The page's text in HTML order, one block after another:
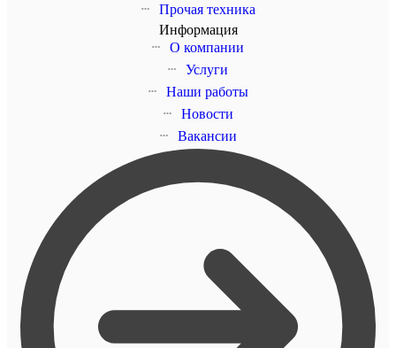
Прочая техника
Информация
О компании
Услуги
Наши работы
Новости
Вакансии